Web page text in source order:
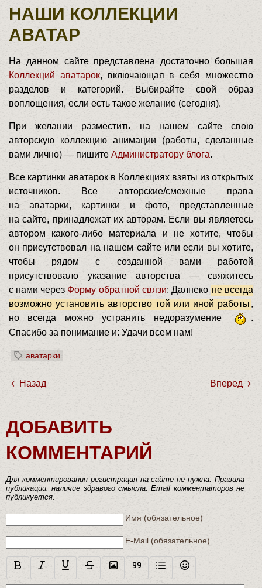
НАШИ КОЛЛЕКЦИИ
АВАТАР
На данном сайте представлена достаточно большая
Коллекций аватарок, включающая в себя множество
разделов и категорий. Выбирайте свой образ
воплощения, если есть такое желание (сегодня).
При желании разместить на нашем сайте свою
авторскую коллекцию анимации (работы, сделанные
вами лично) — пишите Администратору блога.
Все картинки аватарок в Коллекциях взяты из открытых
источников. Все авторские/смежные права
на аватарки, картинки и фото, представленные
на сайте, принадлежат их авторам. Если вы являетесь
автором какого-либо материала и не хотите, чтобы
он присутствовал на нашем сайте или если вы хотите,
чтобы рядом с созданной вами работой
присутствовало указание авторства — свяжитесь
с нами через Форму обратной связи: Далнеко не всегда
возможно установить авторство той или иной работы ,
но всегда можно устранить недоразумение
.
Спасибо за понимание и: Удачи всем нам!
аватарки
Назад Вперед
ДОБАВИТЬ
КОММЕНТАРИЙ
Для комментирования регистрация на сайте не нужна. Правила
публикации: наличие здравого смысла. Email комментаторов не
публикуется.
Имя (обязательное)
E-Mail (обязательное)
Текст комментария